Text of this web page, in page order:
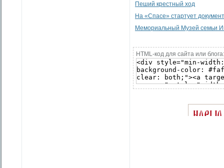
Пеший крестный ход
На «Спасе» стартует
Мемориальный Музей семьи
HTML-код для сайта или блога: